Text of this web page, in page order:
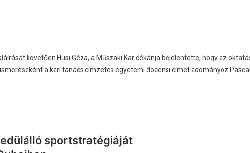
követően Husi Géza, a Műszaki Kar dékánja bejelentette, hogy az
a kari tanács címzetes egyetemi docensi címet adományoz Pascal